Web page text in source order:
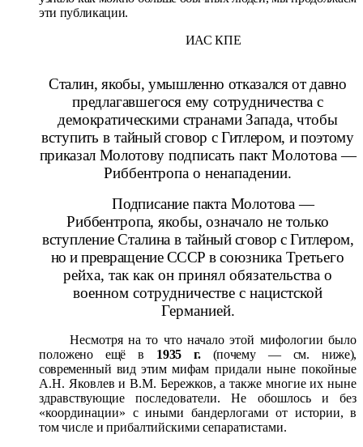
эти публикации.
ИАС КПЕ
Сталин, якобы, умышленно отказался от давно
предлагавшегося ему сотрудничества с
демократическими странами Запада, чтобы
вступить в тайный сговор с Гитлером, и поэтому
приказал Молотову подписать пакт Молотова —
Риббентропа о ненападении.
Подписание пакта Молотова —
Риббентропа, якобы, означало не только
вступление Сталина в тайный сговор с Гитлером,
но и превращение СССР всоюзника Третьего
рейха, так как он принял обязательства о
военном сотрудничестве с нацистской
Германией.
Несмотря на то что начало этой мифологии было
положено ещё в 1935 г. (почему — см. ниже),
современный вид этим мифам придали ныне покойные
А.Н. Яковлев и В.М. Бережков, а также многие их ныне
здравствующие последователи. Не обошлось и без
«координации» с иными бандерлогами от истории, в
том числе и прибалтийскими сепаратистами.